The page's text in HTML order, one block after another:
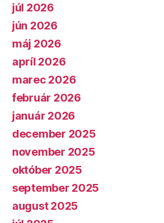
júl 2026
jún 2026
máj 2026
apríl 2026
marec 2026
február 2026
január 2026
december 2025
november 2025
október 2025
september 2025
august 2025